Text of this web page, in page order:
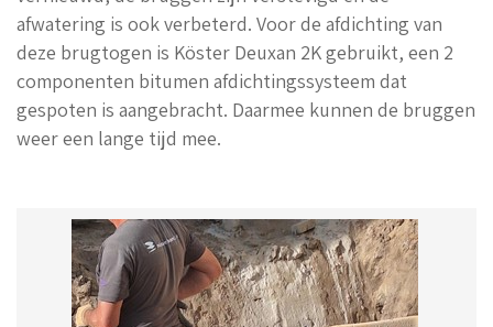
afwatering is ook verbeterd. Voor de afdichting van
deze brugtogen is Köster Deuxan 2K gebruikt, een 2
componenten bitumen afdichtingssysteem dat
gespoten is aangebracht. Daarmee kunnen de bruggen
weer een lange tijd mee.